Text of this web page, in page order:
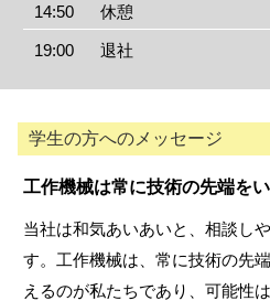
14:50 休憩
19:00 退社
学生の方へのメッセージ
工作機械は常に技術の先端を
当社は和気あいあいと、相談し
す。工作機械は、常に技術の先
えるのが私たちであり、可能性